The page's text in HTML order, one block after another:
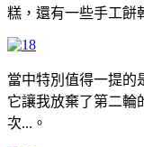
糕，還有一些手工餅
當中特別值得一提的
它讓我放棄了第二輪
次...。